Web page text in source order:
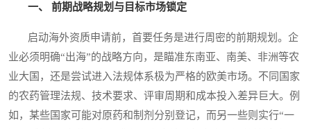
一、 前期战略规划与目标市场锁定
启动海外资质申请前，首要任务是进行周密的前期规划。企
业必须明确“出海”的战略方向，是瞄准东南亚、南美、非洲等农
业大国，还是尝试进入法规体系极为严格的欧美市场。不同国家
的农药管理法规、技术要求、评审周期和成本投入差异巨大。例
如，某些国家可能对原药和制剂分别登记，而另一些则实行“一